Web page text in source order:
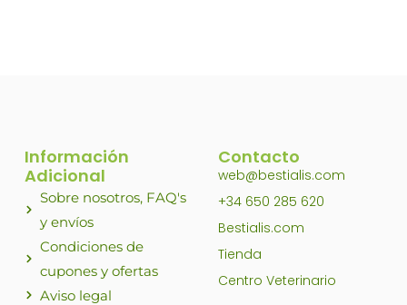
Información
Adicional
Sobre nosotros, FAQ's
y envíos
Condiciones de
cupones y ofertas
Aviso legal
Contacto
web@bestialis.com
+34 650 285 620
Bestialis.com
Tienda
Centro Veterinario